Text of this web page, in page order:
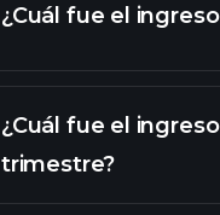
¿Cuál fue el
¿Cuál fue el
trimestre?